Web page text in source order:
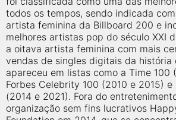
todos os tempos, sendo indicada
artista feminina da Billboard 200 e
melhores artistas pop do século XXI
a oitava artista feminina com mais
vendas de singles digitais da história
apareceu em listas como a Time 100
Forbes Celebrity 100 (2010 e 2015)
(2014 e 2021). Fora do
organização sem fins lucrativos